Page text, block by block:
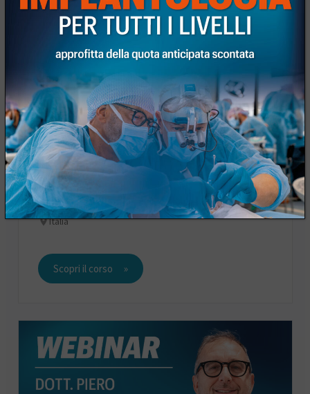
WEBINAR: Dimensione verticale e
spazio protesico nei full arch
Italia
Scopri il corso